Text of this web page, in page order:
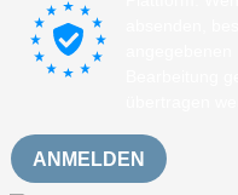
ANMELDEN